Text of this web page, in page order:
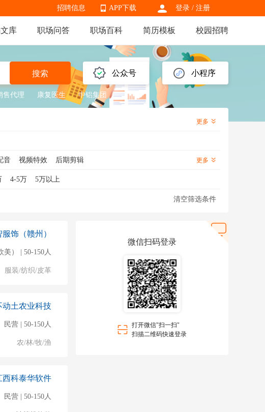
登录 / 注册
APP下载
APP下载
招聘信息
库 职场问答 职场百科 简历模板 校园招聘
公众号 小程序
搜索
售代理 康复医生 中铝集团
更多
音 视频特效 后期剪辑 更多
4-5万 5万以上
清空筛选条件
饰（赣州）
美） | 50-150人
服装/纺织/皮革
动土农业科技
民营 | 50-150人
农/林/牧/渔
西科泰华软件
民营 | 50-150人
微信扫码登录
打开微信"扫一扫"
扫描二维码快速登录